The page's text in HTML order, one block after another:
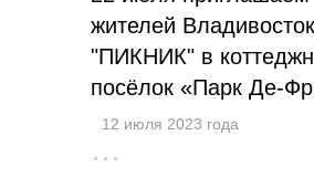
жителей
"ПИКНИК" в
посёлок «Парк Де-
12 июля 2023 года
···